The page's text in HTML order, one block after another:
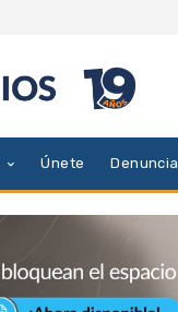
Únete Denuncia